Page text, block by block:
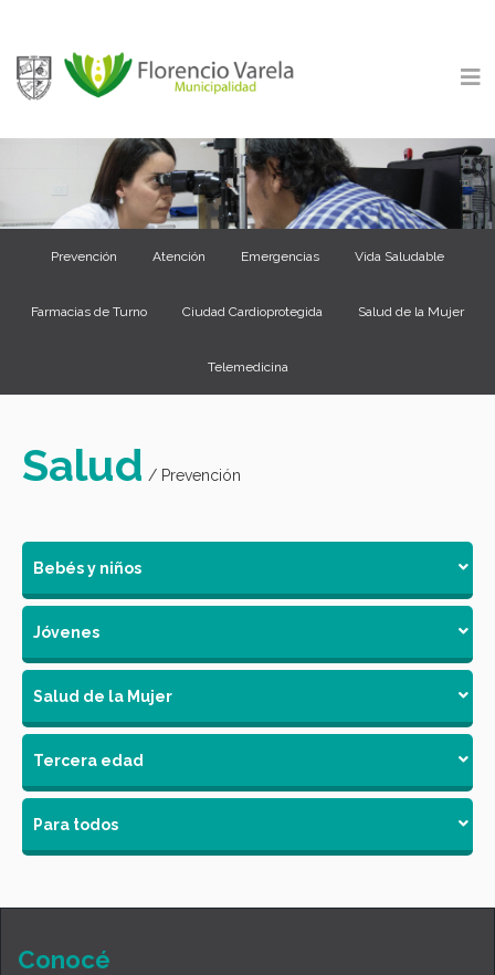
Prevención Atención Emergencias Vida Saludable
Farmacias de Turno Ciudad Cardioprotegida Salud de la Mujer
Telemedicina
Salud / Prevención
Bebés y niños
Jóvenes
Salud de la Mujer
Tercera edad
Para todos
Conocé